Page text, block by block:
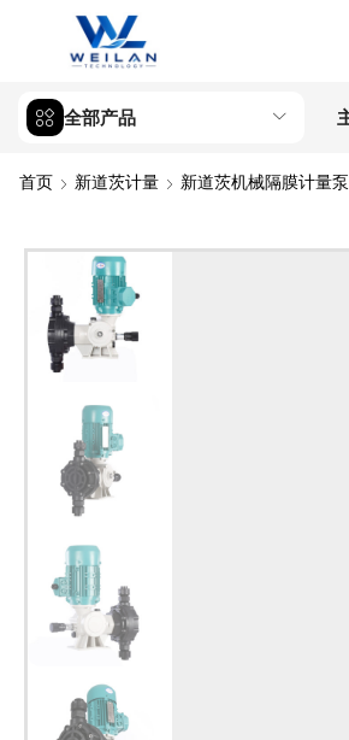
全部产品
首页 新道茨计量 新道茨机械隔膜计量泵